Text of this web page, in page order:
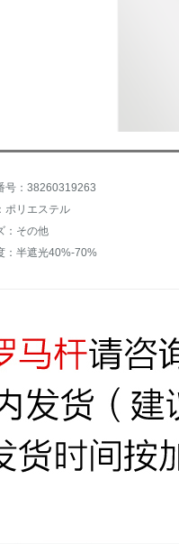
号：38260319263
ポリエステル
：その他
：半遮光40%-70%